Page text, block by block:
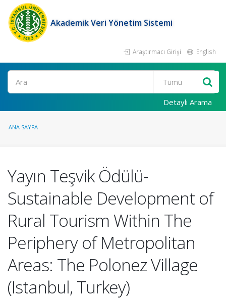
Akademik Veri Yönetim Sistemi
Araştırmacı Girişi English
Ara
Detaylı Arama
ANA SAYFA
Yayın Teşvik Ödülü-
Sustainable Development of
Rural Tourism Within The
Periphery of Metropolitan
Areas: The Polonez Village
(Istanbul, Turkey)